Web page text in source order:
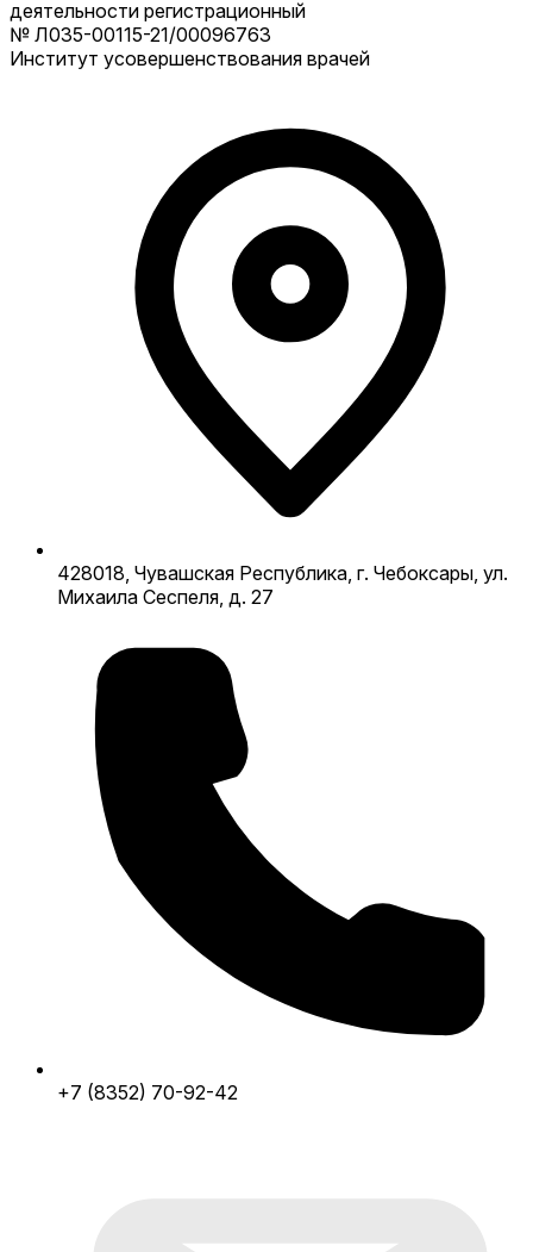
деятельности регистрационный
№ Л035-00115-21/00096763
Институт усовершенствования врачей
428018, Чувашская Республика, г. Чебоксары, ул.
Михаила Сеспеля, д. 27
+7 (8352) 70-92-42